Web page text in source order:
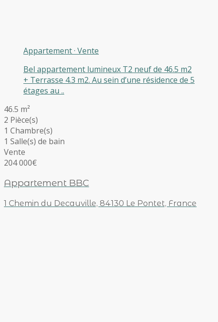
Appartement· Vente
Bel appartement lumineux T2 neuf de 46.5 m2
+ Terrasse 4.3 m2. Au sein d’une résidence de 5
étages au ..
46.5 m²
2 Pièce(s)
1 Chambre(s)
1 Salle(s) de bain
Vente
204 000€
Appartement BBC
1 Chemin du Decauville, 84130 Le Pontet, France